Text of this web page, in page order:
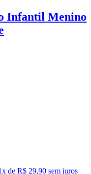
Infantil Menino
x de R$ 29,90 sem juros